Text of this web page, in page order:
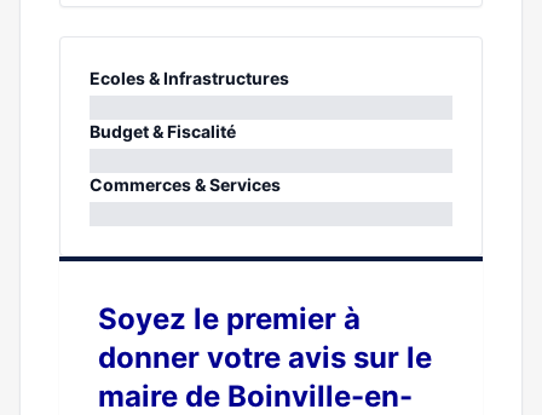
Ecoles & Infrastructures
0%
Budget & Fiscalité
0%
Commerces & Services
Soyez le premier à
donner votre avis sur le
maire de Boinville-en-